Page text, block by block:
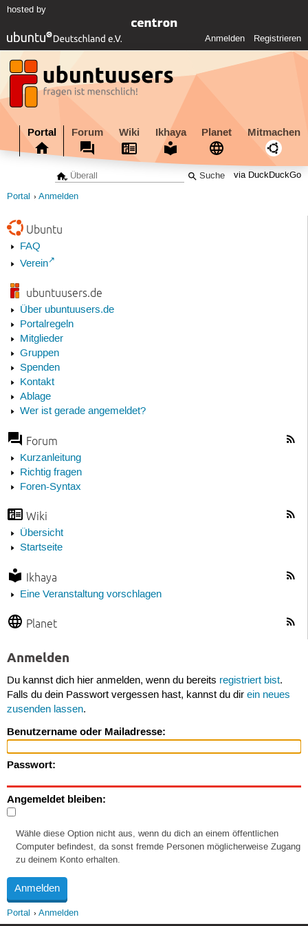
hosted by
Anmelden Registrieren
Portal Forum Wiki Ikhaya Planet Mitmachen
via DuckDuckGo
Portal Anmelden
Ubuntu
FAQ
Verein
ubuntuusers.de
Über ubuntuusers.de
Portalregeln
Mitglieder
Gruppen
Spenden
Kontakt
Ablage
Wer ist gerade angemeldet?
Forum
Kurzanleitung
Richtig fragen
Foren-Syntax
Wiki
Übersicht
Startseite
Ikhaya
Eine Veranstaltung vorschlagen
Planet
Anmelden
Du kannst dich hier anmelden, wenn du bereits registriert bist.
Falls du dein Passwort vergessen hast, kannst du dir ein neues
zusenden lassen.
Benutzername oder Mailadresse:
Passwort:
Angemeldet bleiben:
Wähle diese Option nicht aus, wenn du dich an einem öffentlichen
Computer befindest, da sonst fremde Personen möglicherweise Zugang
zu deinem Konto erhalten.
Portal Anmelden